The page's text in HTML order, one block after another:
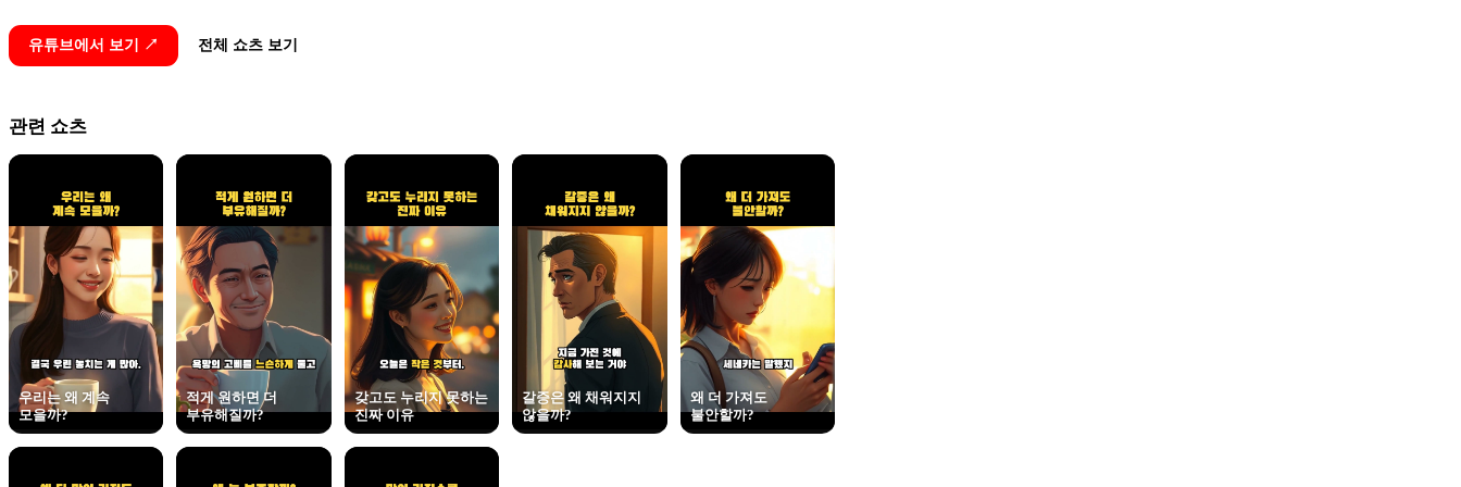
유튜브에서 보기 ↗ 전체 쇼츠 보기
관련 쇼츠
우리는 왜 계속
모을까?
적게 원하면 더
부유해질까?
갖고도 누리지 못하는
진짜 이유
갈증은 왜 채워지지
않을까?
왜 더 가져도
불안할까?